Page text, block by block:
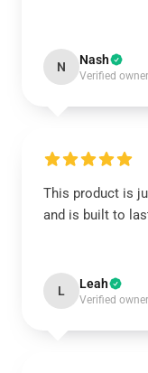
N Nash
Verified owner
This product is
and is built to
L Leah
Verified owner